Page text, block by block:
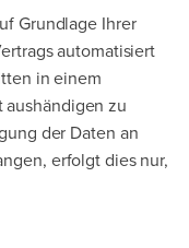
Grundlage Ihrer
automatisiert
in einem
aushändigen zu
der Daten an
erfolgt dies nur,